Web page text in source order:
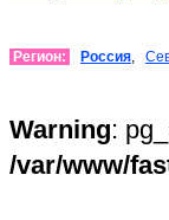
Регион: Россия,
Warning:
/var/www/